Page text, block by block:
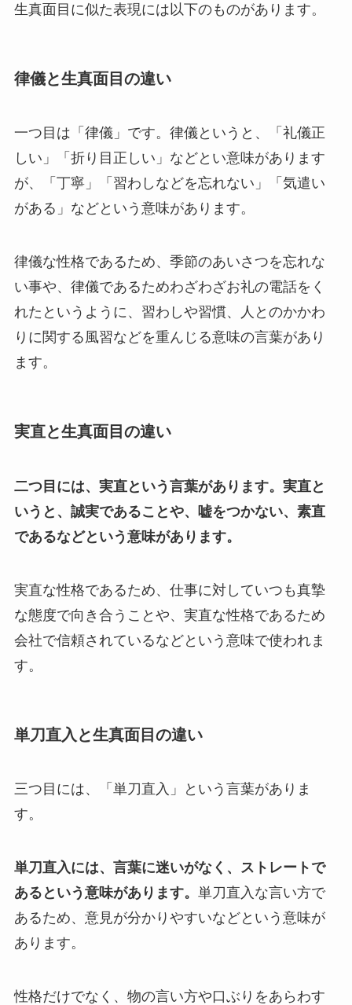
生真面目に似た表現には以下のものがあります。
律儀と生真面目の違い
一つ目は「律儀」です。律儀というと、「礼儀正
しい」「折り目正しい」などとい意味があります
が、「丁寧」「習わしなどを忘れない」「気遣い
がある」などという意味があります。
律儀な性格であるため、季節のあいさつを忘れな
い事や、律儀であるためわざわざお礼の電話をく
れたというように、習わしや習慣、人とのかかわ
りに関する風習などを重んじる意味の言葉があり
ます。
実直と生真面目の違い
二つ目には、実直という言葉があります。実直と
いうと、誠実であることや、嘘をつかない、素直
であるなどという意味があります。
実直な性格であるため、仕事に対していつも真摯
な態度で向き合うことや、実直な性格であるため
会社で信頼されているなどという意味で使われま
す。
単刀直入と生真面目の違い
三つ目には、「単刀直入」という言葉がありま
す。
単刀直入には、言葉に迷いがなく、ストレートで
あるという意味があります。 単刀直入な言い方で
あるため、意見が分かりやすいなどという意味が
あります。
性格だけでなく、物の言い方や口ぶりをあらわす